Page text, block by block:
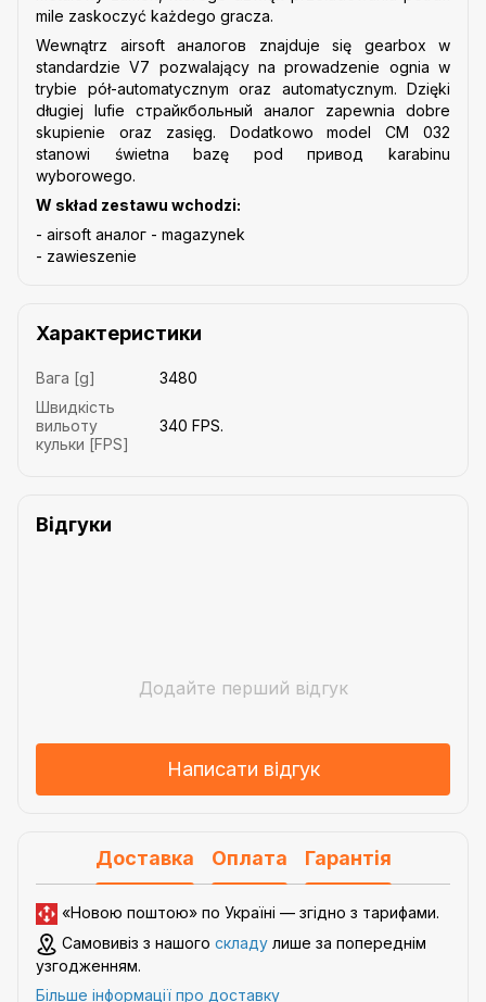
mile zaskoczyć każdego gracza.
Wewnątrz airsoft аналогов znajduje się gearbox w
standardzie V7 pozwalający na prowadzenie ognia w
trybie pół-automatycznym oraz automatycznym. Dzięki
długiej lufie cтрайкбольный аналог zapewnia dobre
skupienie oraz zasięg. Dodatkowo model CM 032
stanowi świetna bazę pod привод karabinu
wyborowego.
W skład zestawu wchodzi:
- airsoft аналог - magazynek
- zawieszenie
Характеристики
Вага [g]
3480
Швидкість
вильоту
кульки [FPS]
340 FPS.
Відгуки
Додайте перший відгук
Написати відгук
Доставка Оплата Гарантія
«Новою поштою» по Україні — згідно з тарифами.
Самовивіз з нашого складу лише за попереднім
узгодженням.
Більше інформації про доставку